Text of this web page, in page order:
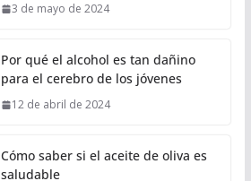
3 de mayo de 2024
Por qué el alcohol es tan dañino
para el cerebro de los jóvenes
12 de abril de 2024
Cómo saber si el aceite de oliva es
saludable